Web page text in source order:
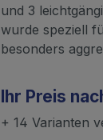
und 3
wurde speziell
besonders
Ihr Preis
+ 14 Varianten